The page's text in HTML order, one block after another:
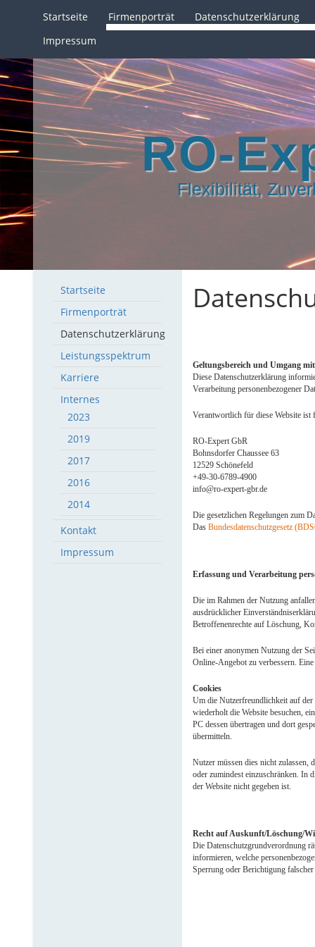
Startseite Firmenporträt
Datenschutzerklärung
Impressum
RO-
Flexibilität,
Startseite
Firmenporträt
Datenschutzerklärung
Leistungsspektrum
Karriere
Internes
2023
2019
2017
2016
2014
Kontakt
Impressum
Geltungsbereich und Umgang
Diese Datenschutzerklärung
Verarbeitung personenbezogener
Verantwortlich für diese Website ist
RO-Expert GbR
Bohnsdorfer Chaussee 63
12529 Schönefeld
+49-30-6789-4900
info@ro-expert-gbr.de
Die gesetzlichen Regelungen zum
Das Bundesdatenschutzgesetz
Erfassung und Verarbeitung
Die im Rahmen der Nutzung
ausdrücklicher
Betroffenenrechte auf Löschung,
Bei einer anonymen Nutzung der
Online-Angebot zu verbessern.
Cookies
Um die Nutzerfreundlichkeit auf der
wiederholt die Website besuchen,
PC dessen übertragen und dort
übermitteln.
Nutzer müssen dies nicht zulassen,
oder zumindest einzuschränken. In
der Website nicht gegeben ist.
Recht auf Auskunft/Löschung/
Die Datenschutzgrundverordnung
informieren, welche
Sperrung oder Berichtigung